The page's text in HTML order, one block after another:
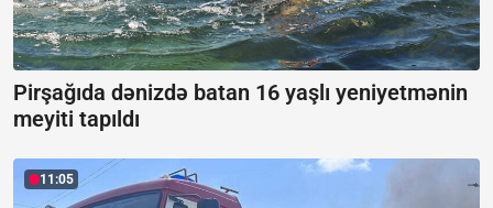
Pirşağıda dənizdə batan 16 yaşlı yeniyetmənin
meyiti tapıldı
11:05